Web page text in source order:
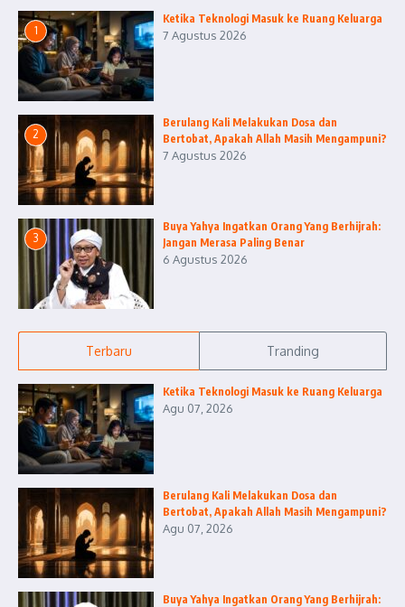
1
Ketika Teknologi Masuk ke Ruang Keluarga
7 Agustus 2026
2
Berulang Kali Melakukan Dosa dan
Bertobat, Apakah Allah Masih Mengampuni?
7 Agustus 2026
3
Buya Yahya Ingatkan Orang Yang Berhijrah:
Jangan Merasa Paling Benar
6 Agustus 2026
Terbaru Tranding
Ketika Teknologi Masuk ke Ruang Keluarga
Agu 07, 2026
Berulang Kali Melakukan Dosa dan
Bertobat, Apakah Allah Masih Mengampuni?
Agu 07, 2026
Buya Yahya Ingatkan Orang Yang Berhijrah: